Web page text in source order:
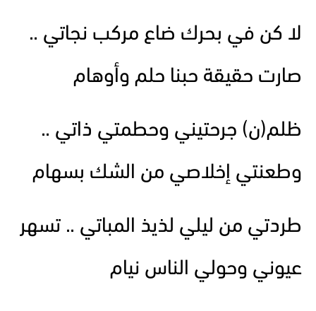
لا كن في بحرك ضاع مركب نجاتي ..
صارت حقيقة حبنا حلم وأوهام
ظلم(ن) جرحتيني وحطمتي ذاتي ..
وطعنتي إخلاصي من الشك بسهام
طردتي من ليلي لذيذ المباتي .. تسهر
عيوني وحولي الناس نيام